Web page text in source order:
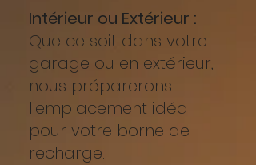
Intérieur ou Extérieur :
Que ce soit dans votre
garage ou en extérieur,
nous préparerons
l'emplacement idéal
pour votre borne de
recharge.